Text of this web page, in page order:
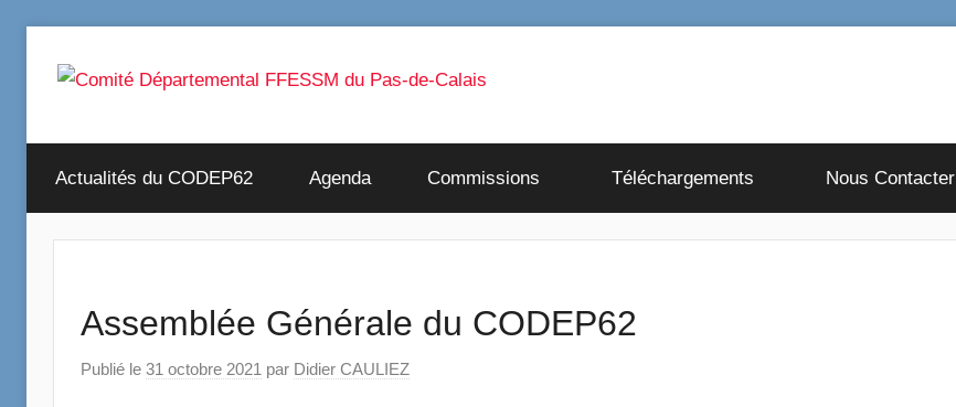
Comité
Départemental
du
Pas-
Actualités du CODEP62 Agenda Commissions Téléchargements Nous Contacter
Assemblée Générale du CODEP62
Publié le 31 octobre 2021 par Didier CAULIEZ